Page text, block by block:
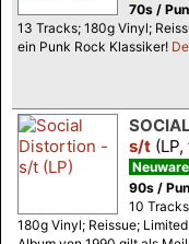
70s /
13 Tracks; 180g Vinyl;
ein Punk Rock Klassiker!
s/t
Neuware
90s /
10
180g Vinyl; Reissue;